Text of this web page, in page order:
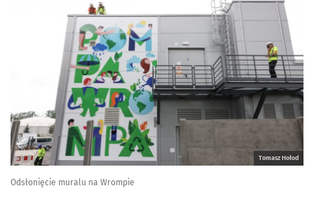
Tomasz Hołod
Odsłonięcie muralu na Wrompie